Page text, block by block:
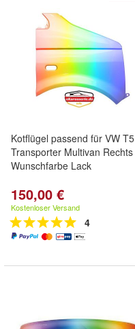
Kotflügel passend für VW T5
Transporter Multivan Rechts
Wunschfarbe Lack
150,00 €
Kostenloser Versand
4